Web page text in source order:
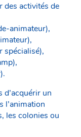
des activités de
animateur),
spécialisé),
un
l’animation
les colonies ou